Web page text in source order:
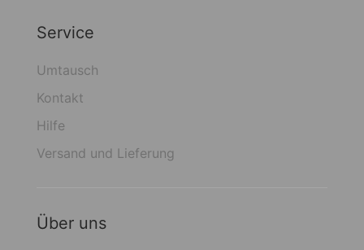
Service
Umtausch
Kontakt
Hilfe
Versand und Lieferung
Über uns